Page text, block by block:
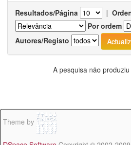
Resultados/Página |
Por ordem
Autores/Registo
A pesquisa não
Theme by